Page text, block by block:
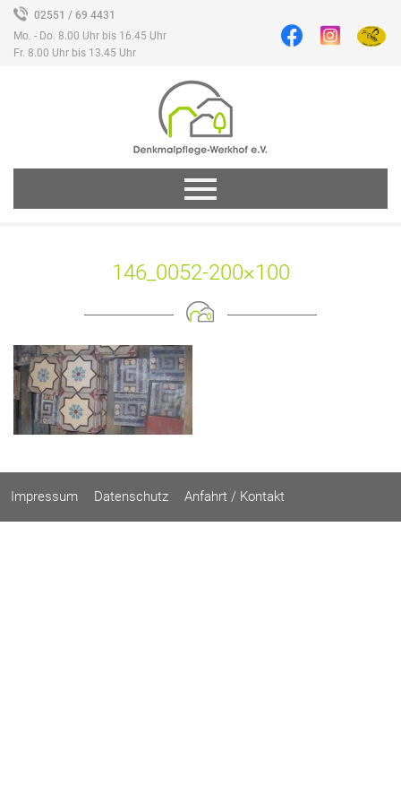
02551 / 69 4431
Mo. - Do. 8.00 Uhr bis 16.45 Uhr
Fr. 8.00 Uhr bis 13.45 Uhr
146_0052-200×100
Impressum Datenschutz Anfahrt / Kontakt